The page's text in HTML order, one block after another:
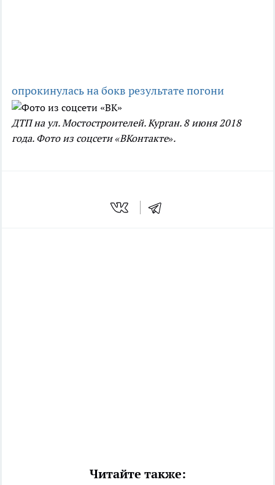
опрокинулась на бокв результате погони
ДТП на ул. Мостостроителей. Курган. 8 июня 2018
года. Фото из соцсети «ВКонтакте».
Читайте также: